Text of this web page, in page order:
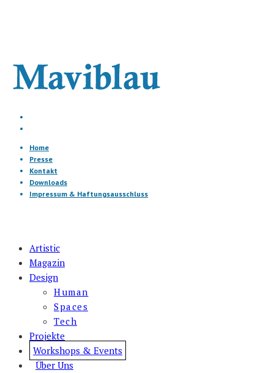
Home
Presse
Kontakt
Downloads
Impressum & Haftungsausschluss
Artistic
Magazin
Design
Human
Spaces
Tech
Projekte
Workshops & Events
Über Uns